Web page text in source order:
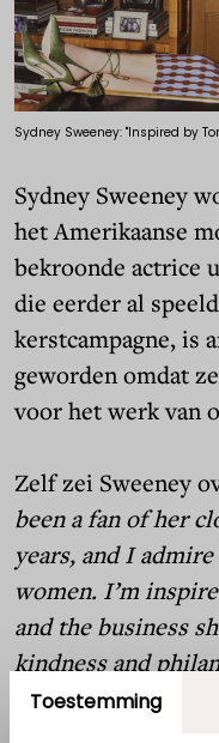
Toestemming
Sydney Sweeney: "Inspired by
Sydney Sweeney
het Amerikaanse
bekroonde actrice
die eerder al
kerstcampagne, is
geworden omdat
voor het werk van
Zelf zei Sweeney
been a fan of her
years, and I
women. I’m
and the business
kindness and